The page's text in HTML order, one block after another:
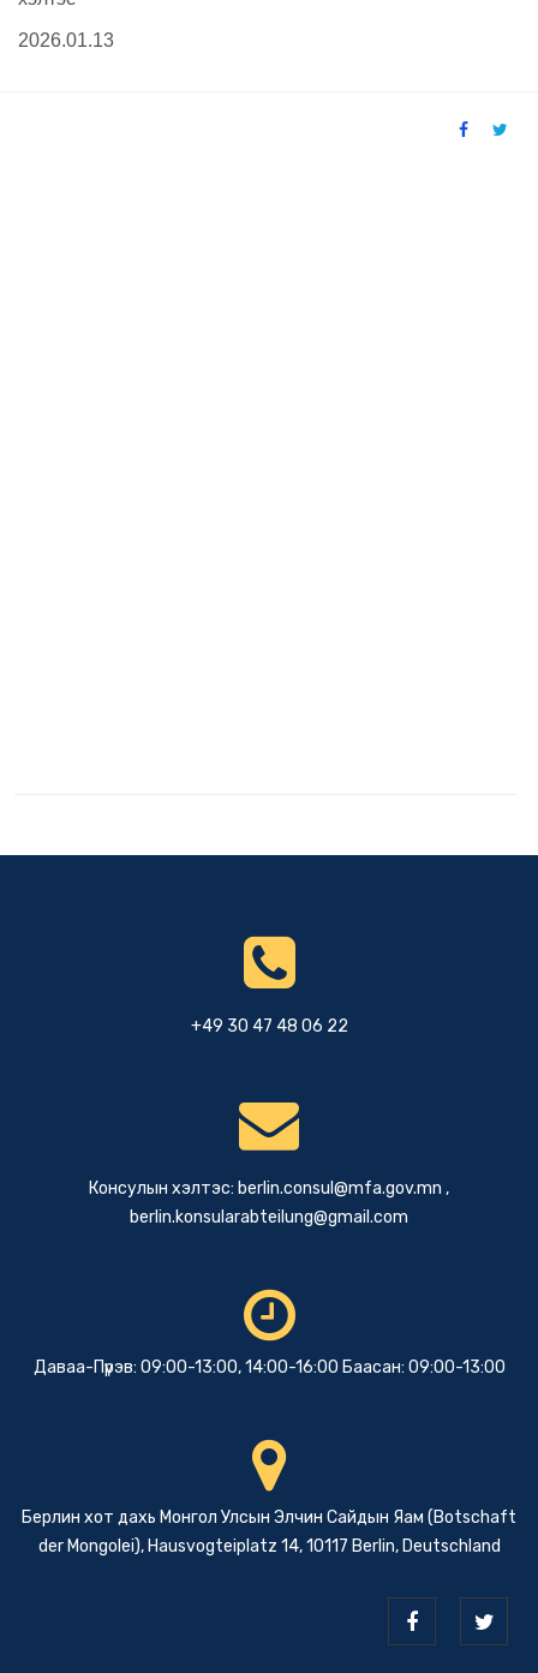
2026.01.13
+49 30 47 48 06 22
Консулын хэлтэс: berlin.consul@mfa.gov.mn ,
berlin.konsularabteilung@gmail.com
Даваа-Пүрэв: 09:00-13:00, 14:00-16:00 Баасан: 09:00-13:00
Берлин хот дахь Монгол Улсын Элчин Сайдын Яам (Botschaft
der Mongolei), Hausvogteiplatz 14, 10117 Berlin, Deutschland